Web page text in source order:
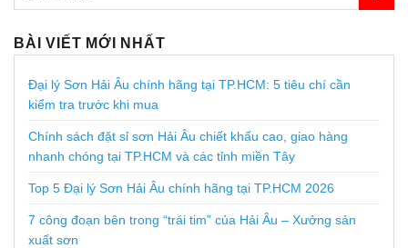
BÀI VIẾT MỚI NHẤT
Đại lý Sơn Hải Âu chính hãng tại TP.HCM: 5 tiêu chí cần
kiểm tra trước khi mua
Chính sách đặt sỉ sơn Hải Âu chiết khấu cao, giao hàng
nhanh chóng tại TP.HCM và các tỉnh miền Tây
Top 5 Đại lý Sơn Hải Âu chính hãng tại TP.HCM 2026
7 công đoạn bên trong “trái tim” của Hải Âu – Xưởng sản
xuất sơn